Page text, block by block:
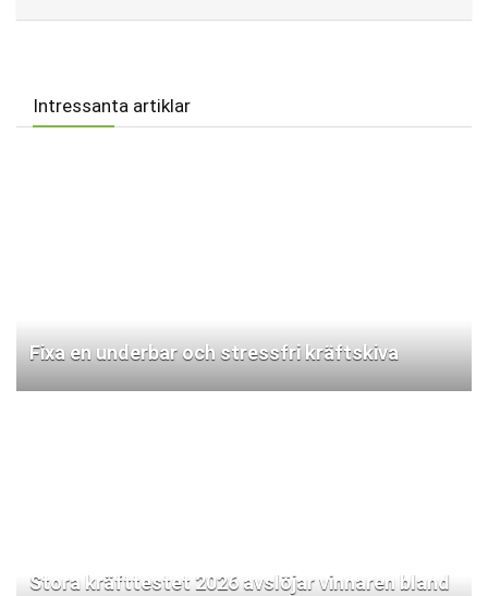
Intressanta artiklar
Fixa en underbar och stressfri kräftskiva
Stora kräfttestet 2026 avslöjar vinnaren bland